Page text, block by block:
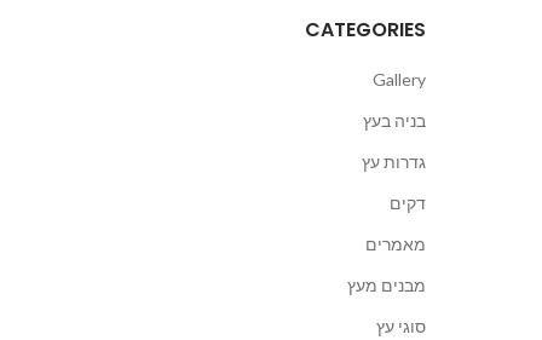
CATEGORIES
Gallery
בניה בעץ
גדרות עץ
דקים
מאמרים
מבנים מעץ
סוגי עץ